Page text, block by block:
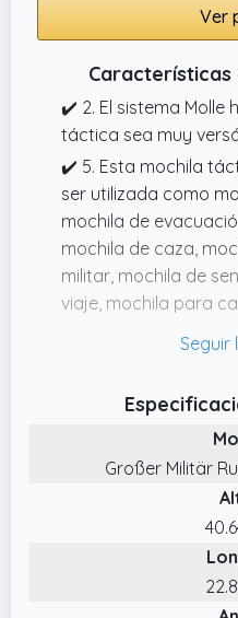
Ver
✔️ 2. El sistema Molle
táctica sea muy
✔️ 5. Esta mochila
ser utilizada como
mochila de
mochila de caza,
militar, mochila de
viaje, mochila para
diaria para uso
medio que has
táctica militar mide
pulgadas x 9,8
capacidad: 35 l;
tela de nailon Oxford
✔️ 4. Esta mochila
compartimentos y
Großer Militär